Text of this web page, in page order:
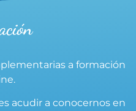
a formación
acudir a conocernos en